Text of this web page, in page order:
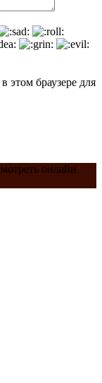
этом браузере для
онлайн